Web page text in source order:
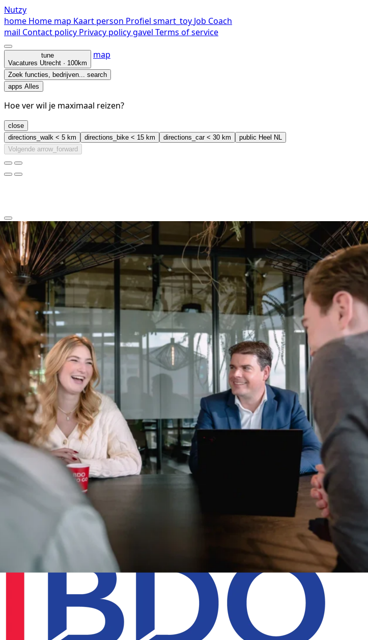
Nutzy
home Home map Kaart person Profiel smart_toy Job Coach
mail Contact policy Privacy policygavel Terms of service
tune
Vacatures Utrecht · 100km
map
Zoek functies, bedrijven... search
apps Alles
Hoe ver wil je maximaal reizen?
close
directions_walk < 5 km directions_bike < 15 km directions_car< 30 km public Heel NL
Volgende arrow_forward
clear
arrow_back_ios_new
favorite
share